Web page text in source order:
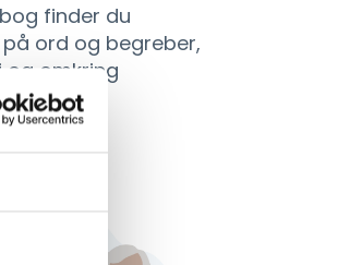
finder du
ord og begreber,
og omkring